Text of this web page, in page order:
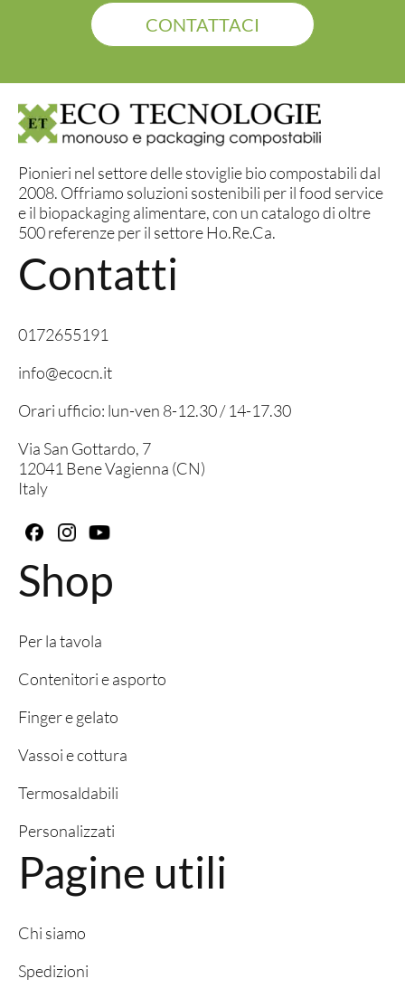
CONTATTACI
Pionieri nel settore delle stoviglie bio compostabili dal
2008. Offriamo soluzioni sostenibili per il food service
e il biopackaging alimentare, con un catalogo di oltre
500 referenze per il settore Ho.Re.Ca.
Contatti
0172655191
info@ecocn.it
Orari ufficio: lun-ven 8-12.30 / 14-17.30
Via San Gottardo, 7
12041 Bene Vagienna (CN)
Italy
Shop
Per la tavola
Contenitori e asporto
Finger e gelato
Vassoi e cottura
Termosaldabili
Personalizzati
Pagine utili
Chi siamo
Spedizioni